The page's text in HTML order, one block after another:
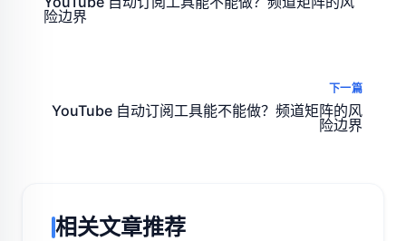
险边界
下一篇
YouTube 自动订阅工具能不能做？频道矩阵的风
险边界
相关文章推荐